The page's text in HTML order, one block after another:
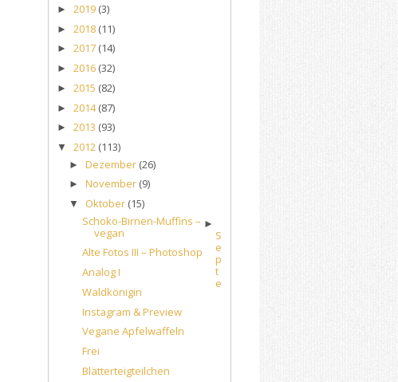
► 2019 (3)
► 2018 (11)
► 2017 (14)
► 2016 (32)
► 2015 (82)
► 2014(87)
► 2013 (93)
▼ 2012 (113)
►Dezember (26)
►November (9)
▼ Oktober (15)
Schoko-Birnen-Muffins –
vegan
Alte Fotos III – Photoshop
Analog I
Waldkönigin
Instagram & Preview
Vegane Apfelwaffeln
Frei
Blätterteigteilchen
►
S
e
p
t
e